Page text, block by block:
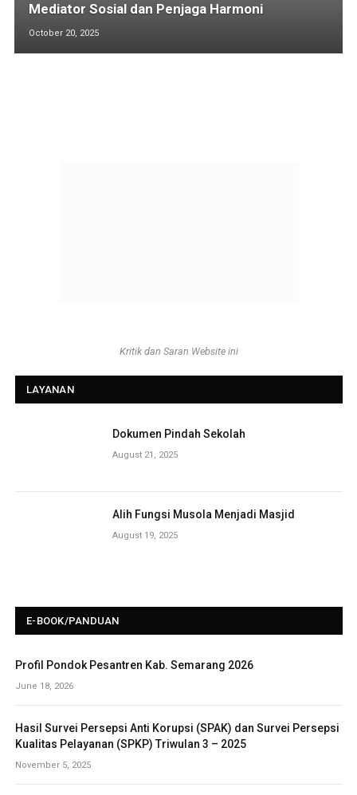
Mediator Sosial dan Penjaga Harmoni
October 20, 2025
Kritik dan Saran Website ini
LAYANAN
Dokumen Pindah Sekolah
August 21, 2025
Alih Fungsi Musola Menjadi Masjid
August 19, 2025
E-BOOK/PANDUAN
Profil Pondok Pesantren Kab. Semarang 2026
June 18, 2026
Hasil Survei Persepsi Anti Korupsi (SPAK) dan Survei Persepsi
Kualitas Pelayanan (SPKP) Triwulan 3 – 2025
November 5, 2025